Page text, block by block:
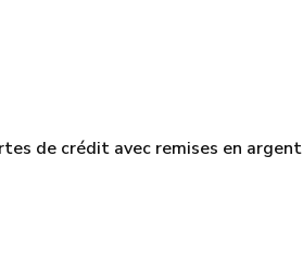
de crédit avec remises en argent